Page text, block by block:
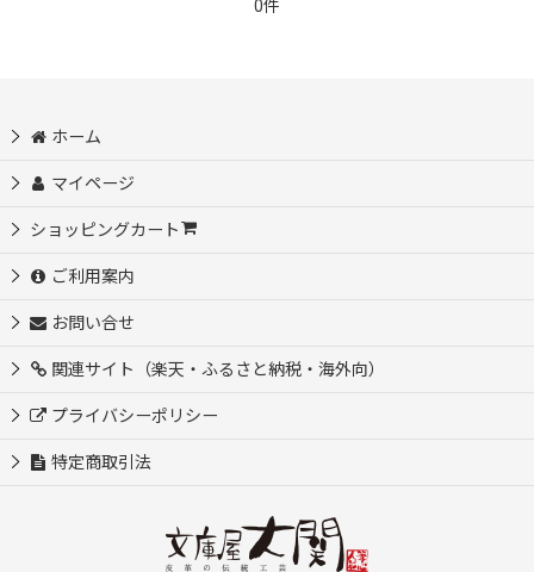
0件
ホーム
マイページ
ショッピングカート
ご利用案内
お問い合せ
関連サイト（楽天・ふるさと納税・海外向）
プライバシーポリシー
特定商取引法